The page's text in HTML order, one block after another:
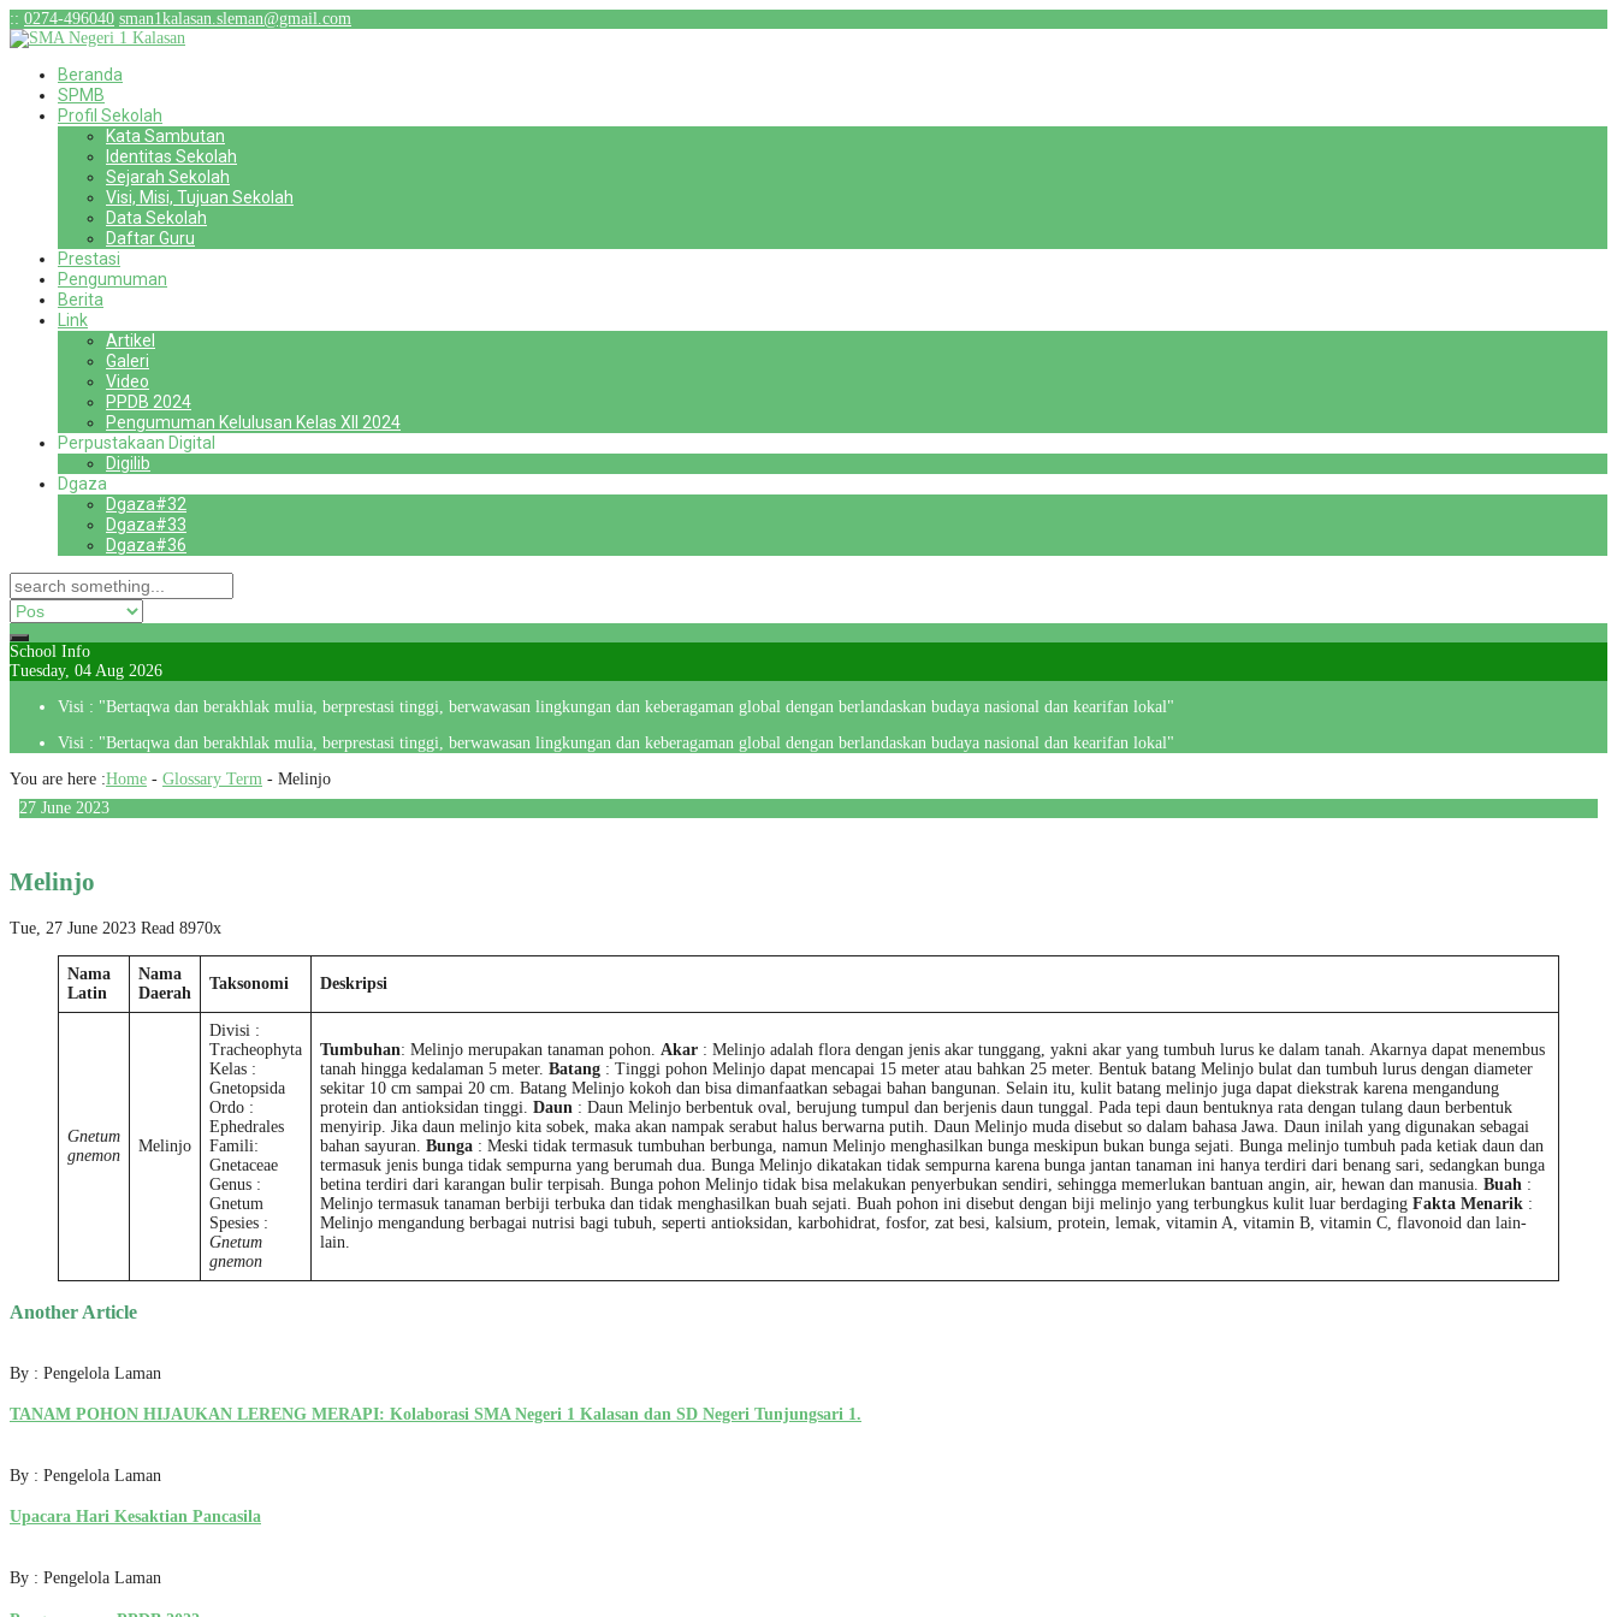
:: 0274-496040 sman1kalasan.sleman@gmail.com
Beranda
SPMB
Profil Sekolah
Kata Sambutan
Identitas Sekolah
Sejarah Sekolah
Visi, Misi, Tujuan Sekolah
Data Sekolah
Daftar Guru
Prestasi
Pengumuman
Berita
Link
Artikel
Galeri
Video
PPDB 2024
Pengumuman Kelulusan Kelas XII 2024
Perpustakaan Digital
Digilib
Dgaza
Dgaza#32
Dgaza#33
Dgaza#36
School Info
Tuesday, 04 Aug 2026
Visi : "Bertaqwa dan berakhlak mulia, berprestasi tinggi, berwawasan lingkungan dan keberagaman global dengan berlandaskan budaya nasional dan kearifan lokal"
Visi : "Bertaqwa dan berakhlak mulia, berprestasi tinggi, berwawasan lingkungan dan keberagaman global dengan berlandaskan budaya nasional dan kearifan lokal"
You are here :Home - Glossary Term - Melinjo
27 June 2023
Melinjo
Tue, 27 June 2023 Read 8970x
Nama
Latin
Nama
Daerah
Taksonomi Deskripsi
Gnetum
gnemon
Melinjo
Divisi :
Tracheophyta
Kelas :
Gnetopsida
Ordo :
Ephedrales
Famili:
Gnetaceae
Genus :
Gnetum
Spesies :
Gnetum
gnemon
Tumbuhan: Melinjo merupakan tanaman pohon. Akar : Melinjo adalah flora dengan jenis akar tunggang, yakni akar yang tumbuh lurus ke dalam tanah. Akarnya dapat menembus
tanah hingga kedalaman 5 meter. Batang : Tinggi pohon Melinjo dapat mencapai 15 meter atau bahkan 25 meter. Bentuk batang Melinjo bulat dan tumbuh lurus dengan diameter
sekitar 10 cm sampai 20 cm. Batang Melinjo kokoh dan bisa dimanfaatkan sebagai bahan bangunan. Selain itu, kulit batang melinjo juga dapat diekstrak karena mengandung
protein dan antioksidan tinggi. Daun : Daun Melinjo berbentuk oval, berujung tumpul dan berjenis daun tunggal. Pada tepi daun bentuknya rata dengan tulang daun berbentuk
menyirip. Jika daun melinjo kita sobek, maka akan nampak serabut halus berwarna putih. Daun Melinjo muda disebut so dalam bahasa Jawa. Daun inilah yang digunakan sebagai
bahan sayuran. Bunga : Meski tidak termasuk tumbuhan berbunga, namun Melinjo menghasilkan bunga meskipun bukan bunga sejati. Bunga melinjo tumbuh pada ketiak daun dan
termasuk jenis bunga tidak sempurna yang berumah dua. Bunga Melinjo dikatakan tidak sempurna karena bunga jantan tanaman ini hanya terdiri dari benang sari, sedangkan bunga
betina terdiri dari karangan bulir terpisah. Bunga pohon Melinjo tidak bisa melakukan penyerbukan sendiri, sehingga memerlukan bantuan angin, air, hewan dan manusia. Buah :
Melinjo termasuk tanaman berbiji terbuka dan tidak menghasilkan buah sejati. Buah pohon ini disebut dengan biji melinjo yang terbungkus kulit luar berdaging Fakta Menarik :
Melinjo mengandung berbagai nutrisi bagi tubuh, seperti antioksidan, karbohidrat, fosfor, zat besi, kalsium, protein, lemak, vitamin A, vitamin B, vitamin C, flavonoid dan lain-
lain.
Another Article
By : Pengelola Laman
TANAM POHON HIJAUKAN LERENG MERAPI: Kolaborasi SMA Negeri 1 Kalasan dan SD Negeri Tunjungsari 1.
By : Pengelola Laman
Upacara Hari Kesaktian Pancasila
By : Pengelola Laman